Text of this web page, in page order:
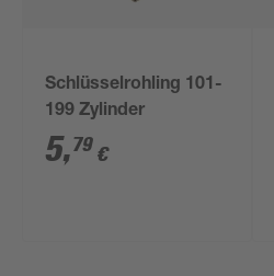
Schlüsselrohling 101-
199 Zylinder
5,79 €